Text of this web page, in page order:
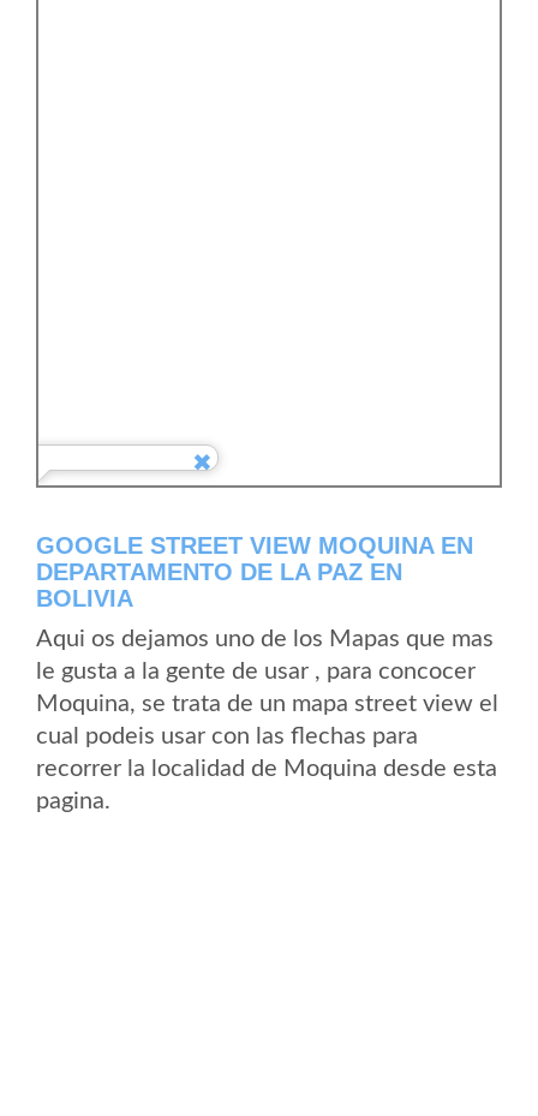
GOOGLE STREET VIEW MOQUINA EN
DEPARTAMENTO DE LA PAZ EN
BOLIVIA
Aqui os dejamos uno de los Mapas que mas
le gusta a la gente de usar , para concocer
Moquina, se trata de un mapa street view el
cual podeis usar con las flechas para
recorrer la localidad de Moquina desde esta
pagina.